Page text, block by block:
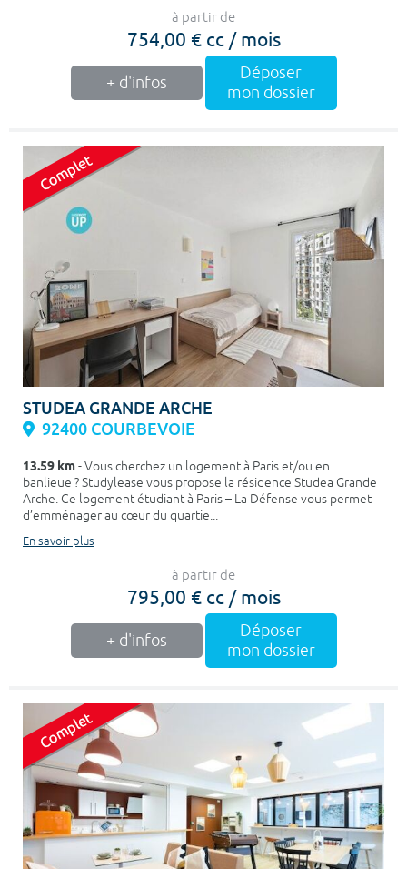
à partir de
754,00 € cc / mois
+ d'infos
Déposer
mon dossier
STUDEA GRANDE ARCHE
92400 COURBEVOIE
13.59 km- Vous cherchez un logement à Paris et/ou en
banlieue ? Studylease vous propose la résidence Studea Grande
Arche. Ce logement étudiant à Paris – La Défense vous permet
d’emménager au cœur du quartie...
En savoir plus
à partir de
795,00 € cc / mois
+ d'infos
Déposer
mon dossier